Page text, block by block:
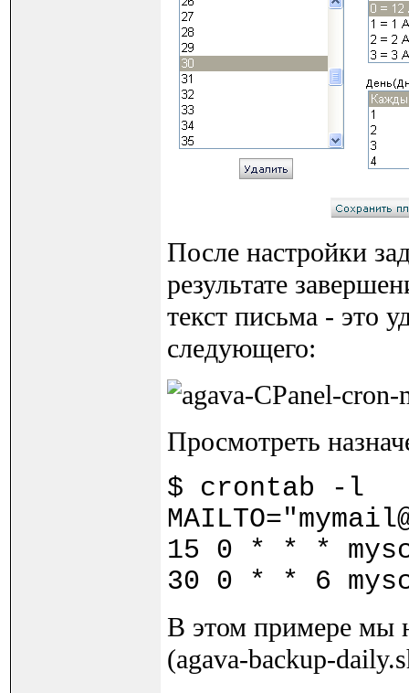
После настройки
результате
текст письма - это
следующего:
Просмотреть
$ crontab -l
15 0 * * *
30 0 * * 6
В этом примере мы
(agava-backup-